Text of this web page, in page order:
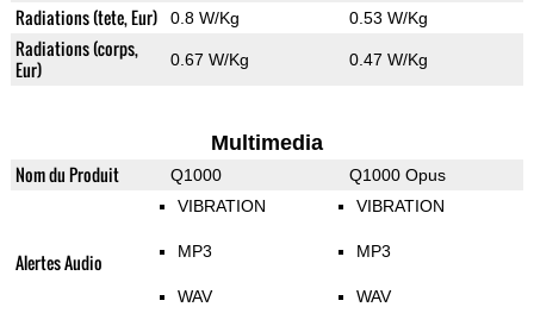
Radiations (tete, Eur) 0.8 W/Kg 0.53 W/Kg
Radiations (corps,
Eur)
0.67 W/Kg 0.47 W/Kg
Multimedia
Nom du Produit Q1000 Q1000 Opus
Alertes Audio
VIBRATION
MP3
WAV
VIBRATION
MP3
WAV